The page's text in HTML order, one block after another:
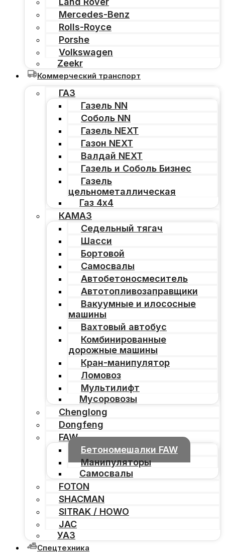
Mercedes-Benz
Rolls-Royce
Porshe
Volkswagen
Zeekr
Коммерческий транспорт
ГАЗ
Газель NN
Соболь NN
Газель NEXT
Газон NEXT
Валдай NEXT
Газель и Соболь Бизнес
Газель
цельнометаллическая
Газ 4х4
КАМАЗ
Седельный тягач
Шасси
Бортовой
Самосвалы
Автобетоносмеситель
Автотопливозаправщики
Вакуумные и илососные
машины
Вахтовый автобус
Комбинированные
дорожные машины
Кран-манипулятор
Ломовоз
Мультилифт
Мусоровозы
Chenglong
Dongfeng
FAW
Бетономешалки FAW
Манипуляторы
Самосвалы
FOTON
SHACMAN
SITRAK / HOWO
JAC
УАЗ
Спецтехника